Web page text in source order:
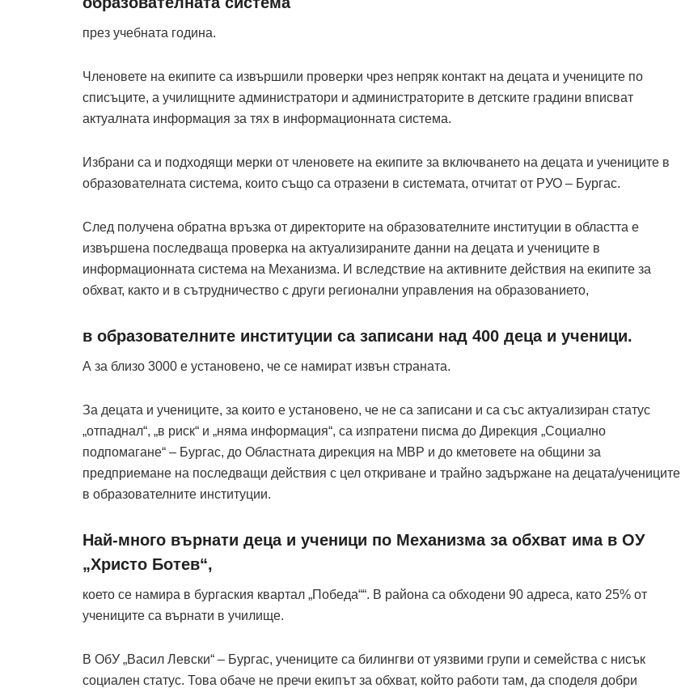
през учебната година.
Членовете на екипите са извършили проверки чрез непряк контакт на децата и учениците по
списъците, а училищните администратори и администраторите в детските градини вписват
актуалната информация за тях в информационната система.
Избрани са и подходящи мерки от членовете на екипите за включването на децата и учениците в
образователната система, които също са отразени в системата, отчитат от РУО – Бургас.
След получена обратна връзка от директорите на образователните институции в областта е
извършена последваща проверка на актуализираните данни на децата и учениците в
информационната система на Механизма. И вследствие на активните действия на екипите за
обхват, както и в сътрудничество с други регионални управления на образованието,
в образователните институции са записани над 400 деца и ученици.
А за близо 3000 е установено, че се намират извън страната.
За децата и учениците, за които е установено, че не са записани и са със актуализиран статус
„отпаднал“, „в риск“ и „няма информация“, са изпратени писма до Дирекция „Социално
подпомагане“ – Бургас, до Областната дирекция на МВР и до кметовете на общини за
предприемане на последващи действия с цел откриване и трайно задържане на децата/учениците
в образователните институции.
Най-много върнати деца и ученици по Механизма за обхват има в ОУ
„Христо Ботев“,
което се намира в бургаския квартал „Победа““. В района са обходени 90 адреса, като 25% от
учениците са върнати в училище.
В ОбУ „Васил Левски“ – Бургас, учениците са билингви от уязвими групи и семейства с нисък
социален статус. Това обаче не пречи екипът за обхват, който работи там, да споделя добри